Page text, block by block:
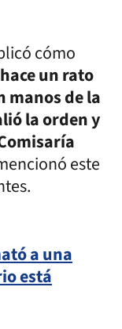
cómo
un rato
manos de la
la orden y
este
a una
está